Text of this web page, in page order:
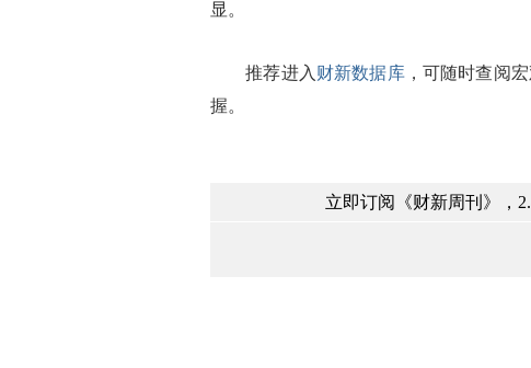
显。
推荐进入财新数据库，可随时查阅
握。
立即订阅《财新周刊》，